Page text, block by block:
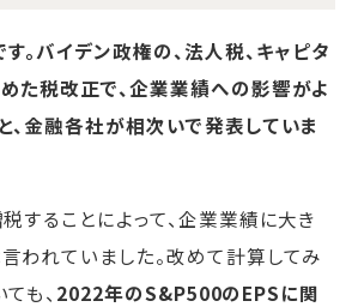
。バイデン政権の、法人税、キャピタ
た税改正で、企業業績への影響がよ
、金融各社が相次いで発表していま
することによって、企業業績に大き
われていました。改めて計算してみ
も、 2022年のS&P500のEPSに関